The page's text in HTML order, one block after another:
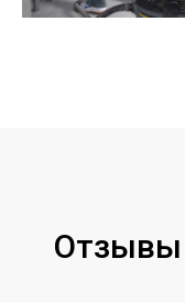
Отзывы